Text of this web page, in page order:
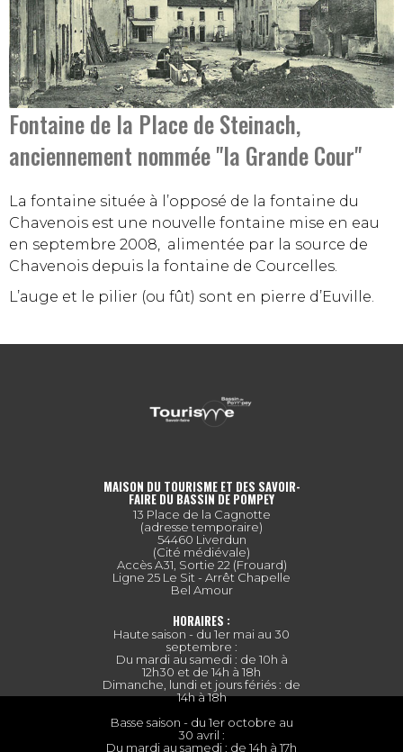
Fontaine de la Place de Steinach,
anciennement nommée "la Grande Cour"
La fontaine située à l’opposé de la fontaine du
Chavenois est une nouvelle fontaine mise en eau
en septembre 2008, alimentée par la source de
Chavenois depuis la fontaine de Courcelles.
L’auge et le pilier (ou fût) sont en pierre d’Euville.
MAISON DU TOURISME ET DES SAVOIR-
FAIRE DU BASSIN DE POMPEY
13 Place de la Cagnotte
(adresse temporaire)
54460 Liverdun
(Cité médiévale)
Accès A31, Sortie 22 (Frouard)
Ligne 25 Le Sit - Arrêt Chapelle
Bel Amour
HORAIRES :
Haute saison - du 1er mai au 30
septembre :
Du mardi au samedi : de 10h à
12h30 et de 14h à 18h
Dimanche, lundi et jours fériés : de
14h à 18h
Basse saison - du 1er octobre au
30 avril :
Du mardi au samedi : de 14h à 17h